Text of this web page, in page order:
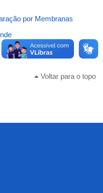
por Membranas
Voltar para o topo